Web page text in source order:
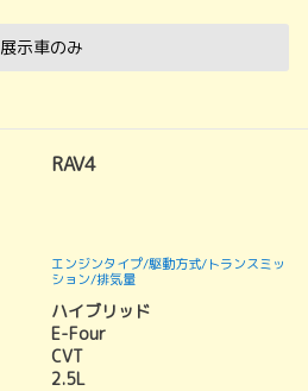
展示車のみ
RAV4
エンジンタイプ/駆動方式/トランスミッ
ション/排気量
ハイブリッド
E-Four
CVT
2.5L